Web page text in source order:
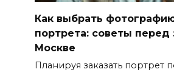
Как выбрать
портрета: советы перед
Москве
Планируя заказать портрет